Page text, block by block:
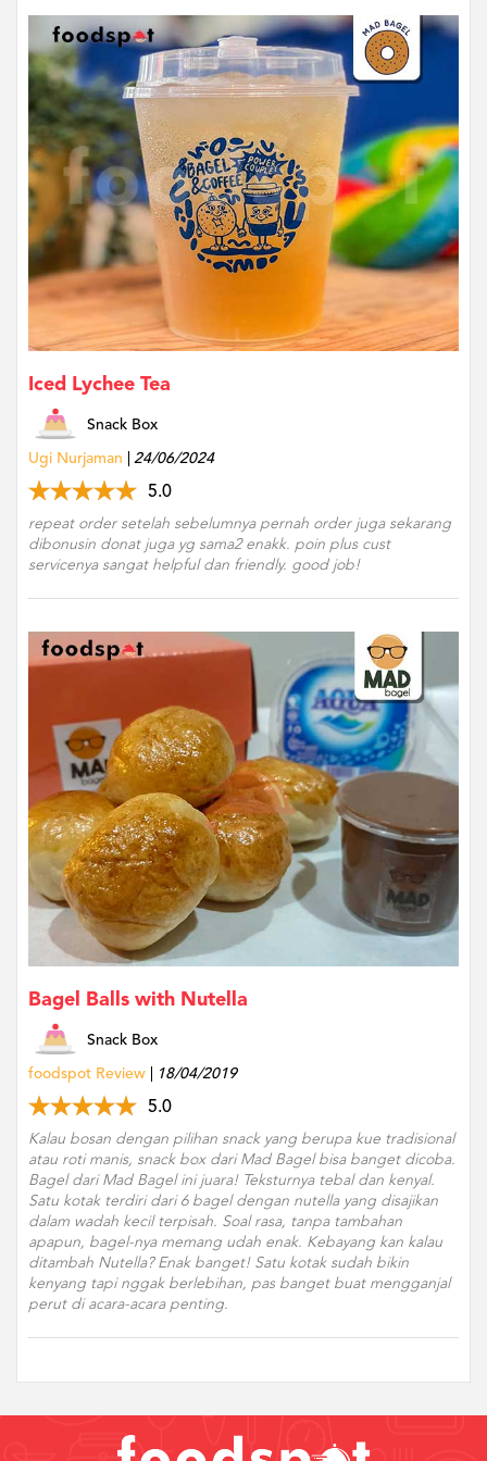
Iced Lychee Tea
Snack Box
Ugi Nurjaman 24/06/2024
5.0
repeat order setelah sebelumnya pernah order juga sekarang
dibonusin donat juga yg sama2 enakk. poin plus cust
servicenya sangat helpful dan friendly. good job!
Bagel Balls with Nutella
Snack Box
foodspot Review 18/04/2019
5.0
Kalau bosan dengan pilihan snack yang berupa kue tradisional
atau roti manis, snack box dari Mad Bagel bisa banget dicoba.
Bagel dari Mad Bagel ini juara! Teksturnya tebal dan kenyal.
Satu kotak terdiri dari 6 bagel dengan nutella yang disajikan
dalam wadah kecil terpisah. Soal rasa, tanpa tambahan
apapun, bagel-nya memang udah enak. Kebayang kan kalau
ditambah Nutella? Enak banget! Satu kotak sudah bikin
kenyang tapi nggak berlebihan, pas banget buat mengganjal
perut di acara-acara penting.